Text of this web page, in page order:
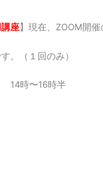
座】現在、ZOOM開催
。（１回のみ）
14時〜16時半